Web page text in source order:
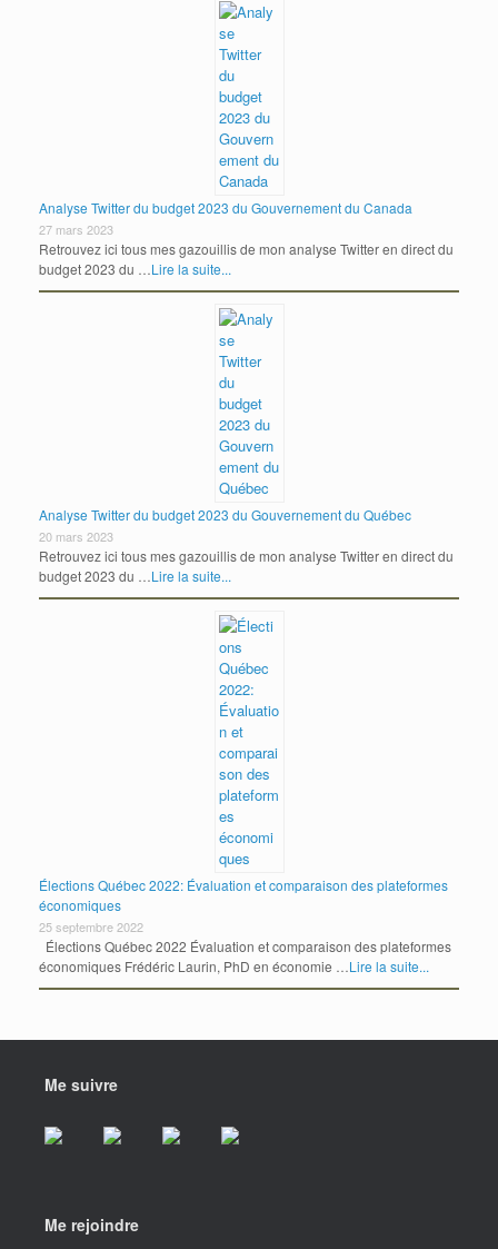
Analyse Twitter du budget 2023 du Gouvernement du Canada
27 mars 2023
Retrouvez ici tous mes gazouillis de mon analyse Twitter en direct du
budget 2023 du …Lire la suite...
Analyse Twitter du budget 2023 du Gouvernement du Québec
20 mars 2023
Retrouvez ici tous mes gazouillis de mon analyse Twitter en direct du
budget 2023 du …Lire la suite...
Élections Québec 2022: Évaluation et comparaison des plateformes
économiques
25 septembre 2022
Élections Québec 2022 Évaluation et comparaison des plateformes
économiques Frédéric Laurin, PhD en économie …Lire la suite...
Me suivre
Me rejoindre